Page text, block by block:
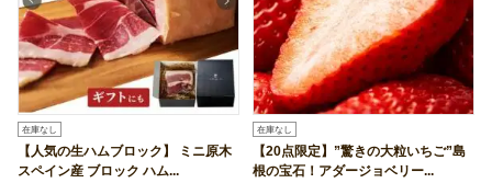
在庫なし
【人気の生ハムブロック】 ミニ原木
スペイン産 ブロック ハム...
在庫なし
【20点限定】”驚きの大粒いちご”島
根の宝石！アダージョベリー...